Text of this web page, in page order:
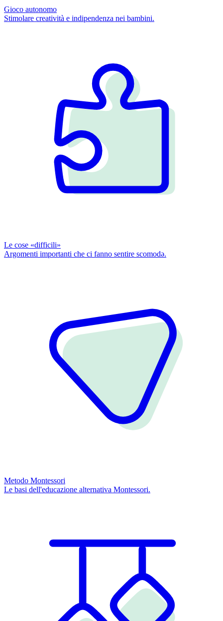
Gioco autonomo
Stimolare creatività e indipendenza nei bambini.
Le cose «difficili»
Argomenti importanti che ci fanno sentire scomodǝ.
Metodo Montessori
Le basi dell'educazione alternativa Montessori.